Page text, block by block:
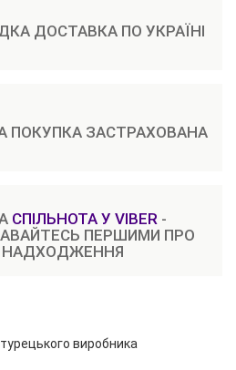
ДОСТАВКА ПО УКРАЇНІ
ПОКУПКА ЗАСТРАХОВАНА
СПІЛЬНОТА У VIBER -
ПЕРШИМИ ПРО
НАДХОДЖЕННЯ
виробника